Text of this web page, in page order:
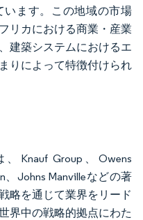
います。この地域の市場
リカにおける商業・産業
建築システムにおけるエ
りによって特徴付けられ
Knauf Group、Owens
、Johns Manvilleなどの著
略を通じて業界をリード
界中の戦略的拠点にわた